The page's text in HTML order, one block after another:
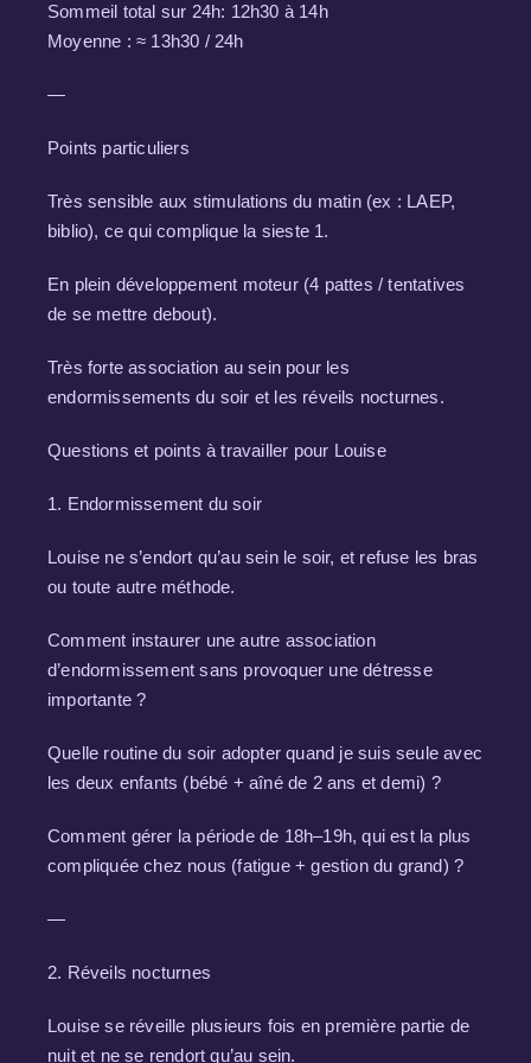
Sommeil total sur 24h: 12h30 à 14h
Moyenne : ≈ 13h30 / 24h
—
Points particuliers
Très sensible aux stimulations du matin (ex : LAEP,
biblio), ce qui complique la sieste 1.
En plein développement moteur (4 pattes / tentatives
de se mettre debout).
Très forte association au sein pour les
endormissements du soir et les réveils nocturnes.
Questions et points à travailler pour Louise
1. Endormissement du soir
Louise ne s’endort qu’au sein le soir, et refuse les bras
ou toute autre méthode.
Comment instaurer une autre association
d’endormissement sans provoquer une détresse
importante ?
Quelle routine du soir adopter quand je suis seule avec
les deux enfants (bébé + aîné de 2 ans et demi) ?
Comment gérer la période de 18h–19h, qui est la plus
compliquée chez nous (fatigue + gestion du grand) ?
—
2. Réveils nocturnes
Louise se réveille plusieurs fois en première partie de
nuit et ne se rendort qu’au sein.